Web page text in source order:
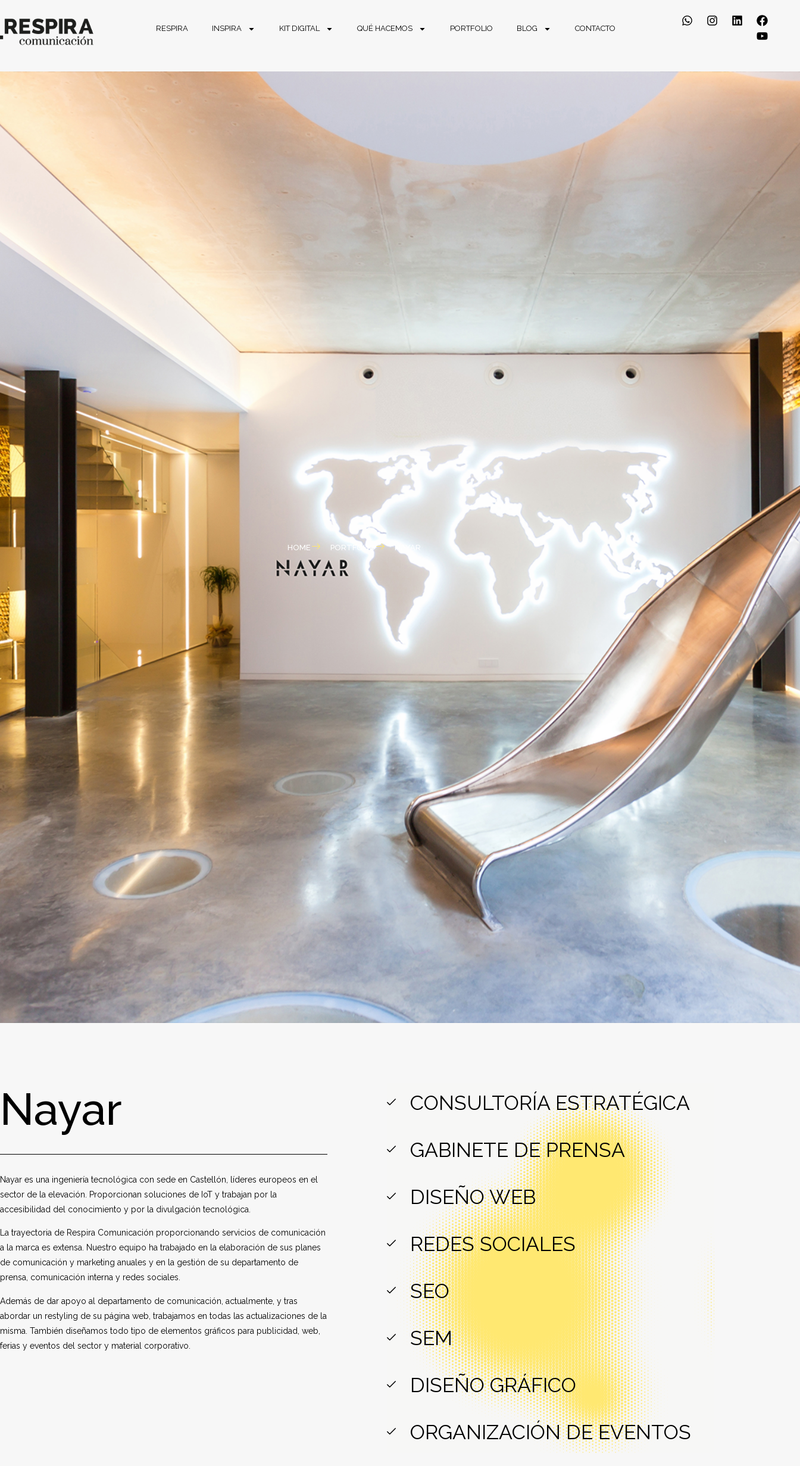
RESPIRA INSPIRA KIT DIGITAL QUÉ HACEMOS PORTFOLIO BLOG CONTACTO
HOME PORTFOLIO NAYAR
Nayar
Nayar es una ingeniería tecnológica con sede en Castellón, líderes europeos en el
sector de la elevación. Proporcionan soluciones de IoT y trabajan por la
accesibilidad del conocimiento y por la divulgación tecnológica.
La trayectoria de Respira Comunicación proporcionando servicios de comunicación
a la marca es extensa. Nuestro equipo ha trabajado en la elaboración de sus planes
de comunicación y marketing anuales y en la gestión de su departamento de
prensa, comunicación interna y redes sociales.
Además de dar apoyo al departamento de comunicación, actualmente, y tras
abordar un restyling de su página web, trabajamos en todas las actualizaciones de la
misma. También diseñamos todo tipo de elementos gráficos para publicidad, web,
ferias y eventos del sector y material corporativo.
CONSULTORÍA ESTRATÉGICA
GABINETE DE PRENSA
DISEÑO WEB
REDES SOCIALES
SEO
SEM
DISEÑO GRÁFICO
ORGANIZACIÓN DE EVENTOS